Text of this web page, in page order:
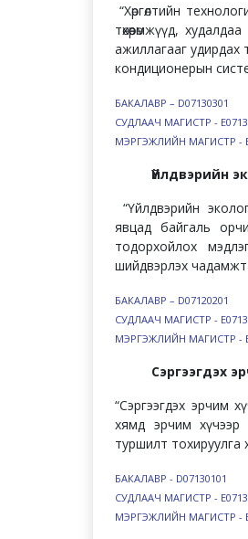
“Хөргөлтийн
төхөөрөмжүүд,
ажиллагааг удирдах
кондиционерын
БАКАЛАВР – D07130301
СУДЛААЧ МАГИСТР -
МЭРГЭЖЛИЙН МАГИСТР -
Үйлдвэрийн
“Үйлдвэрийн
явцад байгаль
тодорхойлох
шийдвэрлэх
БАКАЛАВР – D07120201
СУДЛААЧ МАГИСТР -
МЭРГЭЖЛИЙН МАГИСТР -
Сэргээгдэх
“Сэргээгдэх эрчим
хямд эрчим хүчээр
туршилт тохируулга
БАКАЛАВР - D07130101
СУДЛААЧ МАГИСТР -
МЭРГЭЖЛИЙН МАГИСТР -